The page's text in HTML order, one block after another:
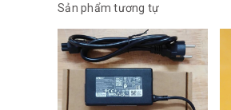
Sản phẩm tương tự